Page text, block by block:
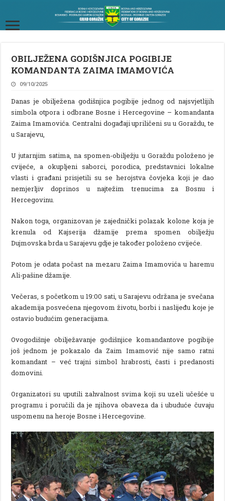
OBILJEŽENA GODIŠNJICA POGIBIJE
KOMANDANTA ZAIMA IMAMOVIĆA
09/10/2025
Danas je obilježena godišnjica pogibije jednog od najsvjetlijih
simbola otpora i odbrane Bosne i Hercegovine – komandanta
Zaima Imamovića. Centralni događaji upriličeni su u Goraždu, te
u Sarajevu,
U jutarnjim satima, na spomen-obilježju u Goraždu položeno je
cvijeće, a okupljeni saborci, porodica, predstavnici lokalne
vlasti i građani prisjetili su se herojstva čovjeka koji je dao
nemjerljiv doprinos u najtežim trenucima za Bosnu i
Hercegovinu.
Nakon toga, organizovan je zajednički polazak kolone koja je
krenula od Kajserija džamije prema spomen obilježju
Dujmovska brda u Sarajevu gdje je također položeno cvijeće.
Potom je odata počast na mezaru Zaima Imamovića u haremu
Ali-pašine džamije.
Večeras, s početkom u 19:00 sati, u Sarajevu održana je svečana
akademija posvećena njegovom životu, borbi i naslijeđu koje je
ostavio budućim generacijama.
Ovogodišnje obilježavanje godišnjice komandantove pogibije
još jednom je pokazalo da Zaim Imamović nije samo ratni
komandant – već trajni simbol hrabrosti, časti i predanosti
domovini.
Organizatori su uputili zahvalnost svima koji su uzeli učešće u
programu i poručili da je njihova obaveza da i ubuduće čuvaju
uspomenu na heroje Bosne i Hercegovine.